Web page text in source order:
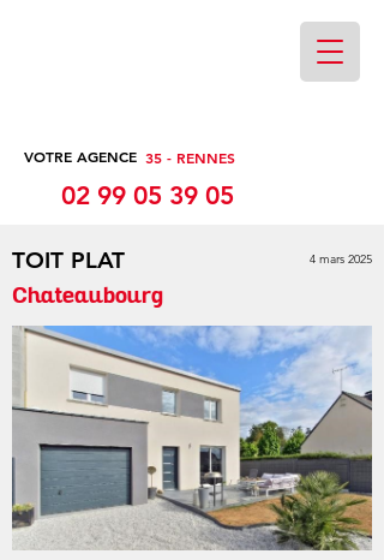
VOTRE AGENCE 35 - RENNES
02 99 05 39 05
TOIT PLAT 4 mars 2025
Chateaubourg